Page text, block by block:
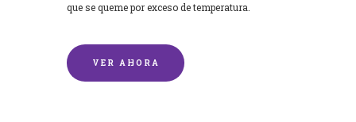
que se queme por exceso de temperatura.
VER AHORA